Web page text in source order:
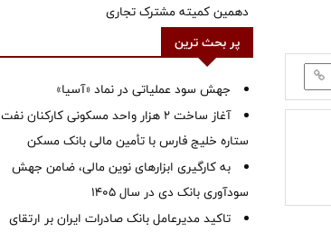
دهمین کمیته مشترک تجاری
پر بحث ترین
جهش سود عملیاتی در نماد «آسیا»
آغاز ساخت ۲ هزار واحد مسکونی کارکنان نفت
ستاره خلیج فارس با تأمین مالی بانک مسکن
به کارگیری ابزارهای نوین مالی، ضامن جهش
سودآوری بانک دی در سال 1405
تاکید مدیرعامل بانک صادرات ایران بر ارتقای